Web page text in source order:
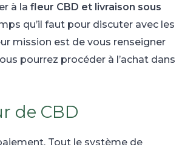
à la fleur CBD et livraison sous
qu’il faut pour discuter avec les
mission est de vous renseigner
pourrez procéder à l’achat dans
de CBD
Tout le système de